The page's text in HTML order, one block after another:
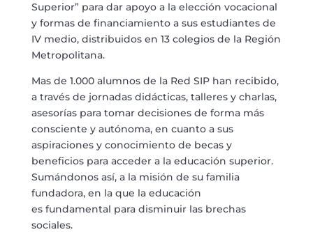
Superior” para dar apoyo a la elección vocacional
y formas de financiamiento a sus estudiantes de
IV medio, distribuidos en 13 colegios de la Región
Metropolitana.
Mas de 1.000 alumnos de la Red SIP han recibido,
a través de jornadas didácticas, talleres y charlas,
asesorías para tomar decisiones de forma más
consciente y autónoma, en cuanto a sus
aspiraciones y conocimiento de becas y
beneficios para acceder a la educación superior.
Sumándonos así, a lamisión de su familia
fundadora, en la que la educación
es fundamental para disminuir las brechas
sociales.